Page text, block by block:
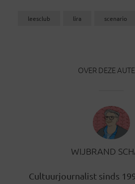
leesclub lira scenario
OVER DEZE
WIJBRAND
Cultuurjournalist sinds